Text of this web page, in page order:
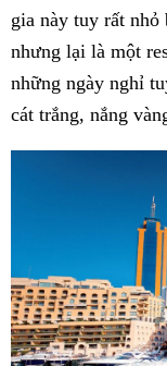
gia này tuy rất
nhưng lại là một
những ngày nghỉ
cát trắng, nắng